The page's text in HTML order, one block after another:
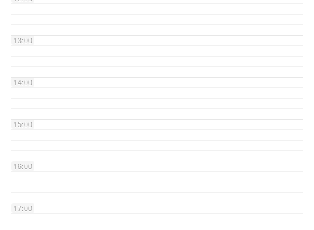
13:00
14:00
15:00
16:00
17:00